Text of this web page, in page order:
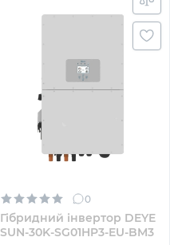
0
Гібридний інвертор DEYE
SUN-30K-SG01HP3-EU-BM3